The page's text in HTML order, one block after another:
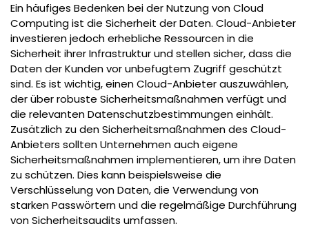
Ein häufiges Bedenken bei der Nutzung von Cloud
Computing ist die Sicherheit der Daten. Cloud-Anbieter
investieren jedoch erhebliche Ressourcen in die
Sicherheit ihrer Infrastruktur und stellen sicher, dass die
Daten der Kunden vor unbefugtem Zugriff geschützt
sind. Es ist wichtig, einen Cloud-Anbieter auszuwählen,
der über robuste Sicherheitsmaßnahmen verfügt und
die relevanten Datenschutzbestimmungen einhält.
Zusätzlich zu den Sicherheitsmaßnahmen des Cloud-
Anbieters sollten Unternehmen auch eigene
Sicherheitsmaßnahmen implementieren, um ihre Daten
zu schützen. Dies kann beispielsweise die
Verschlüsselung von Daten, die Verwendung von
starken Passwörtern und die regelmäßige Durchführung
von Sicherheitsaudits umfassen.